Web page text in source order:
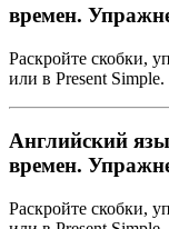
времен.
Раскройте скобки,
или в Present Simple.
Английский
времен.
Раскройте скобки,